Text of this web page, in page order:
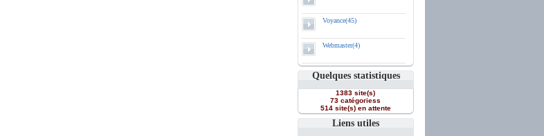
Voyance(45)
Webmaster(4)
Quelques statistiques
1383 site(s)
73 catégoriess
514 site(s) en attente
Liens utiles